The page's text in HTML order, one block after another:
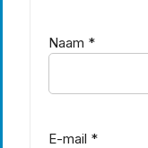
Naam *
E-mail *